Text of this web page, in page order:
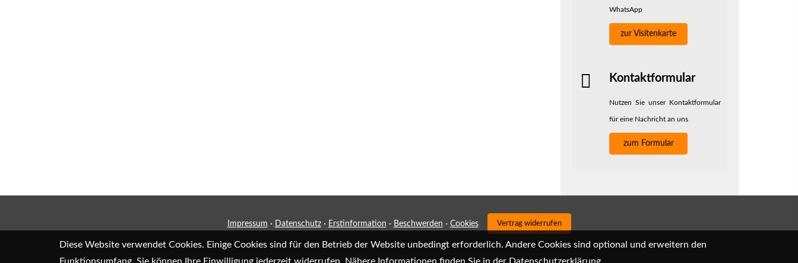
WhatsApp
zur Visitenkarte
Kontaktformular
Nutzen Sie unser Kontaktformular
für eine Nachricht an uns
zum Formular
Impressum · Datenschutz· Erstinformation · Beschwerden · Cookies Vertrag widerrufen
Diese Website verwendet Cookies. Einige Cookies sind für den Betrieb der Website unbedingt erforderlich. Andere Cookies sind optional und erweitern den